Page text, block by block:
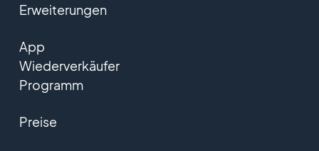
Erweiterungen
App
Wiederverkäufer
Programm
Preise